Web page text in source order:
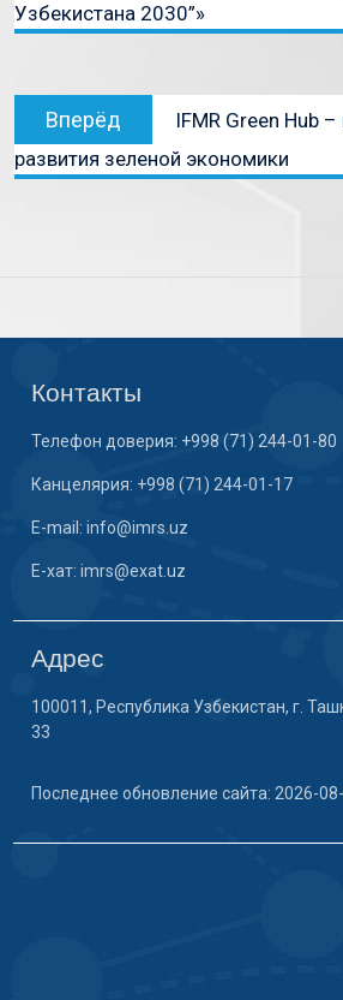
Узбекистана 2030”»
Вперёд
IFMR Green Hub
развития зеленой экономики
Контакты
Телефон доверия: +998 (71) 244-01-80
Канцелярия: +998 (71) 244-01-17
E-mail: info@imrs.uz
E-хат: imrs@exat.uz
Адрес
100011, Республика Узбекистан, г.
33
Последнее обновление сайта: 2026-